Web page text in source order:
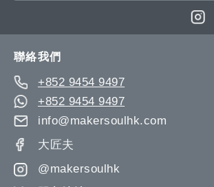
聯絡我們
+852 9454 9497
+852 9454 9497
info@makersoulhk.com
大匠夫
@makersoulhk